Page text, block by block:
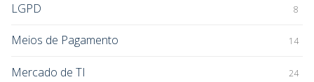
LGPD 8
Meios de Pagamento 14
Mercado de TI 24